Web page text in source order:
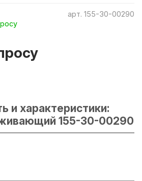
арт. 155-30-00290
и характеристики:
155-30-00290